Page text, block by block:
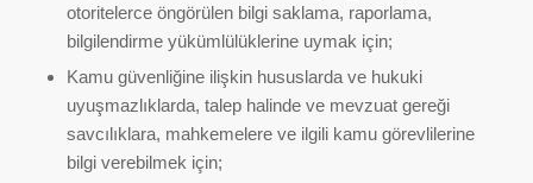
otoritelerce öngörülen bilgi saklama, raporlama,
bilgilendirme yükümlülüklerine uymak için;
Kamu güvenliğine ilişkin hususlarda ve hukuki
uyuşmazlıklarda, talep halinde ve mevzuat gereği
savcılıklara, mahkemelere ve ilgili kamu görevlilerine
bilgi verebilmek için;